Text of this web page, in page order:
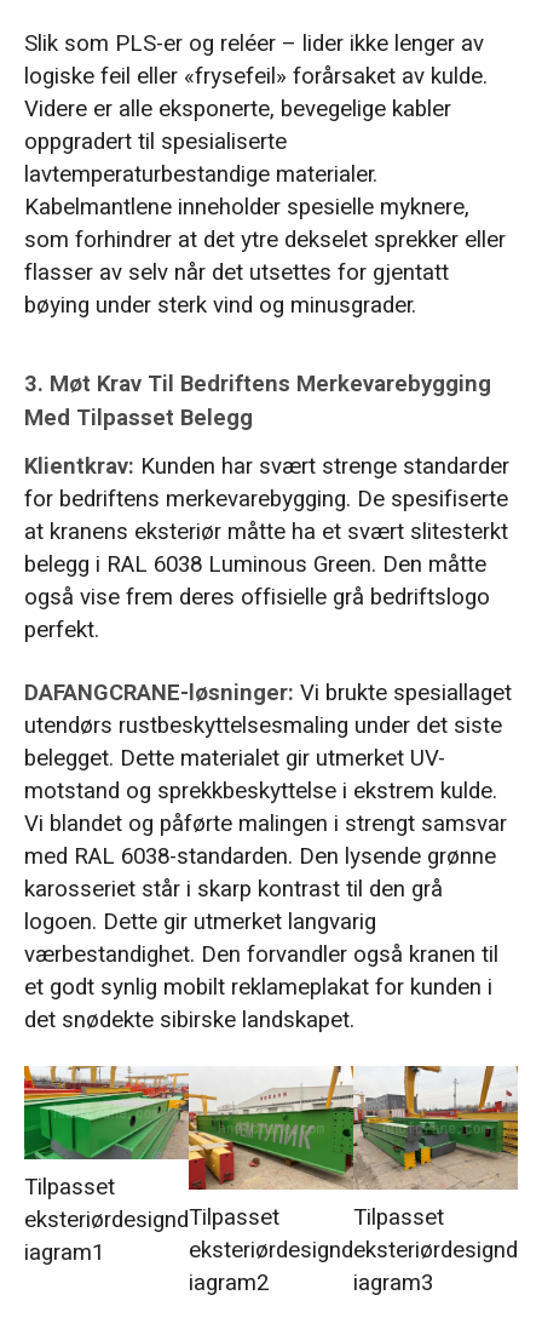
Slik som PLS-er og reléer – lider ikke lenger av
logiske feil eller «frysefeil» forårsaket av kulde.
Videre er alle eksponerte, bevegelige kabler
oppgradert til spesialiserte
lavtemperaturbestandige materialer.
Kabelmantlene inneholder spesielle myknere,
som forhindrer at det ytre dekselet sprekker eller
flasser av selv når det utsettes for gjentatt
bøying under sterk vind og minusgrader.
3. Møt Krav Til Bedriftens Merkevarebygging
Med Tilpasset Belegg
Klientkrav: Kunden har svært strenge standarder
for bedriftens merkevarebygging. De spesifiserte
at kranens eksteriør måtte ha et svært slitesterkt
belegg i RAL 6038 Luminous Green. Den måtte
også vise frem deres offisielle grå bedriftslogo
perfekt.
DAFANGCRANE-løsninger: Vi brukte spesiallaget
utendørs rustbeskyttelsesmaling under det siste
belegget. Dette materialet gir utmerket UV-
motstand og sprekkbeskyttelse i ekstrem kulde.
Vi blandet og påførte malingen i strengt samsvar
med RAL 6038-standarden. Den lysende grønne
karosseriet står i skarp kontrast til den grå
logoen. Dette gir utmerket langvarig
værbestandighet. Den forvandler også kranen til
et godt synlig mobilt reklameplakat for kunden i
det snødekte sibirske landskapet.
Tilpasset
eksteriørdesignd
iagram1
Tilpasset
eksteriørdesignd
iagram2
Tilpasset
eksteriørdesignd
iagram3